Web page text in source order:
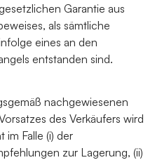
Garantie aus
als sämtliche
eines an den
entstanden sind.
nachgewiesenen
des Verkäufers wird
im Falle (i) der
zur Lagerung, (ii)